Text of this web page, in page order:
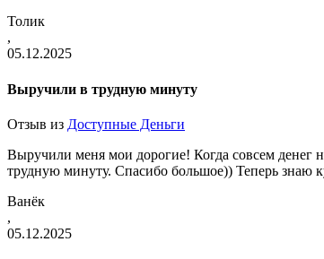
Толик
,
05.12.2025
Выручили в трудную минуту
Отзыв из Доступные Деньги
Выручили меня мои дорогие! Когда совсем денег
трудную минуту. Спасибо большое)) Теперь знаю
Ванёк
,
05.12.2025